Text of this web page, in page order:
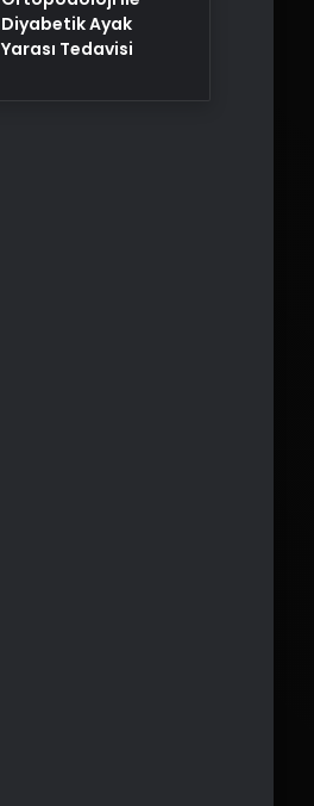
Diyabetik Ayak
Yarası Tedavisi